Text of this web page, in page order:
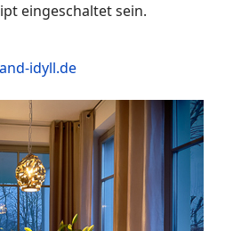
eingeschaltet sein.
idyll.de